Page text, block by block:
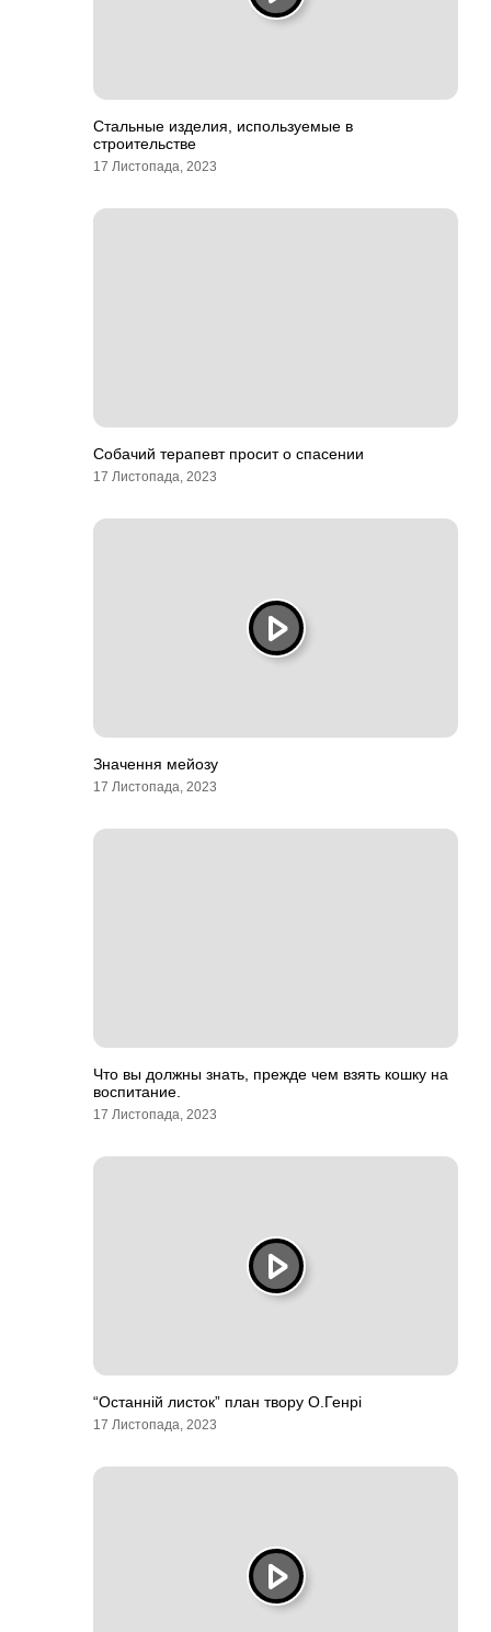
Стальные изделия, используемые в
строительстве
17 Листопада, 2023
Собачий терапевт просит о спасении
17 Листопада, 2023
Значення мейозу
17 Листопада, 2023
Что вы должны знать, прежде чем взять кошку на
воспитание.
17 Листопада, 2023
“Останній листок” план твору О.Генрі
17 Листопада, 2023